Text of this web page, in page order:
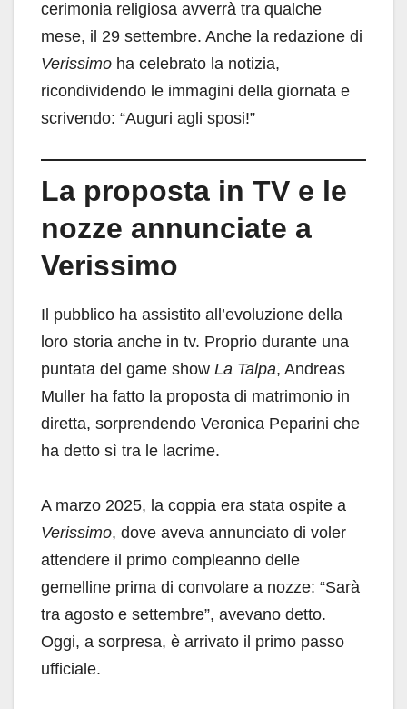
cerimonia religiosa avverrà tra qualche
mese, il 29 settembre. Anche la redazione di
Verissimo ha celebrato la notizia,
ricondividendo le immagini della giornata e
scrivendo: “Auguri agli sposi!”
La proposta in TV e le
nozze annunciate a
Verissimo
Il pubblico ha assistito all’evoluzione della
loro storia anche in tv. Proprio durante una
puntata del game show La Talpa, Andreas
Muller ha fatto la proposta di matrimonio in
diretta, sorprendendo Veronica Peparini che
ha detto sì tra le lacrime.
A marzo 2025, la coppia era stata ospite a
Verissimo, dove aveva annunciato di voler
attendere il primo compleanno delle
gemelline prima di convolare a nozze: “Sarà
tra agosto e settembre”, avevano detto.
Oggi, a sorpresa, è arrivato il primo passo
ufficiale.